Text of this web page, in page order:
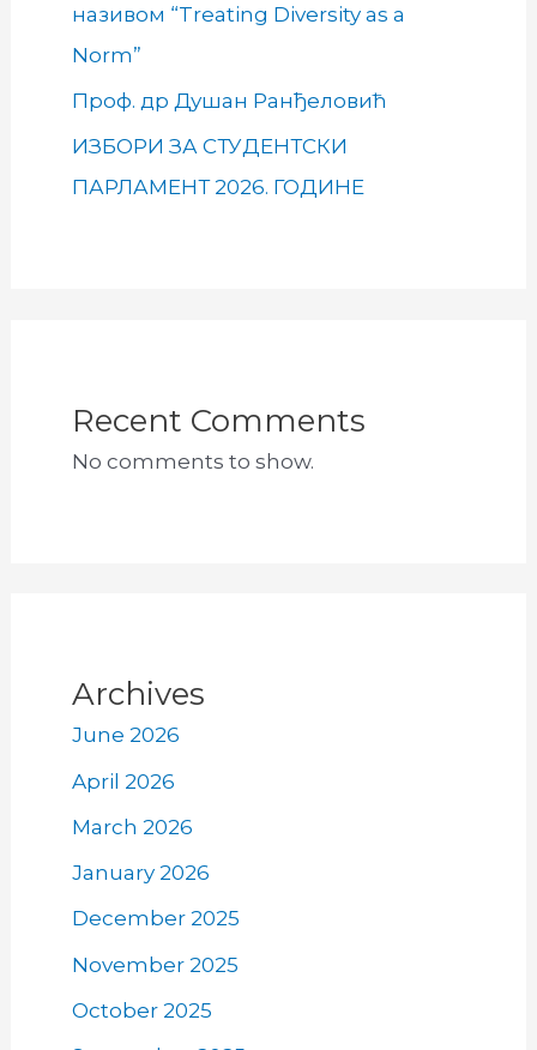
називом “Treating Diversity as a
Norm”
Проф. др Душан Ранђеловић
ИЗБОРИ ЗА СТУДЕНТСКИ
ПАРЛАМЕНТ 2026. ГОДИНЕ
Recent Comments
No comments to show.
Archives
June 2026
April 2026
March 2026
January 2026
December 2025
November 2025
October 2025